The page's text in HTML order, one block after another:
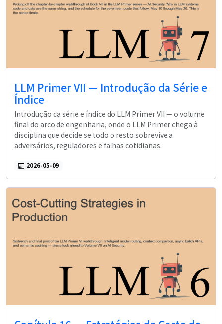
LLM Primer VII — Introdução da Série e
Índice
Introdução da série e índice do LLM Primer VII — o volume
final do arco de engenharia, onde o LLM Primer chega à
disciplina que decide se todo o resto sobrevive a
adversários, reguladores e falhas cotidianas.
2026-05-09